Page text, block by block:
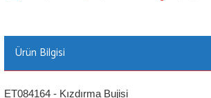
Ürün Bilgisi
ET084164 - Kızdırma Bujisi